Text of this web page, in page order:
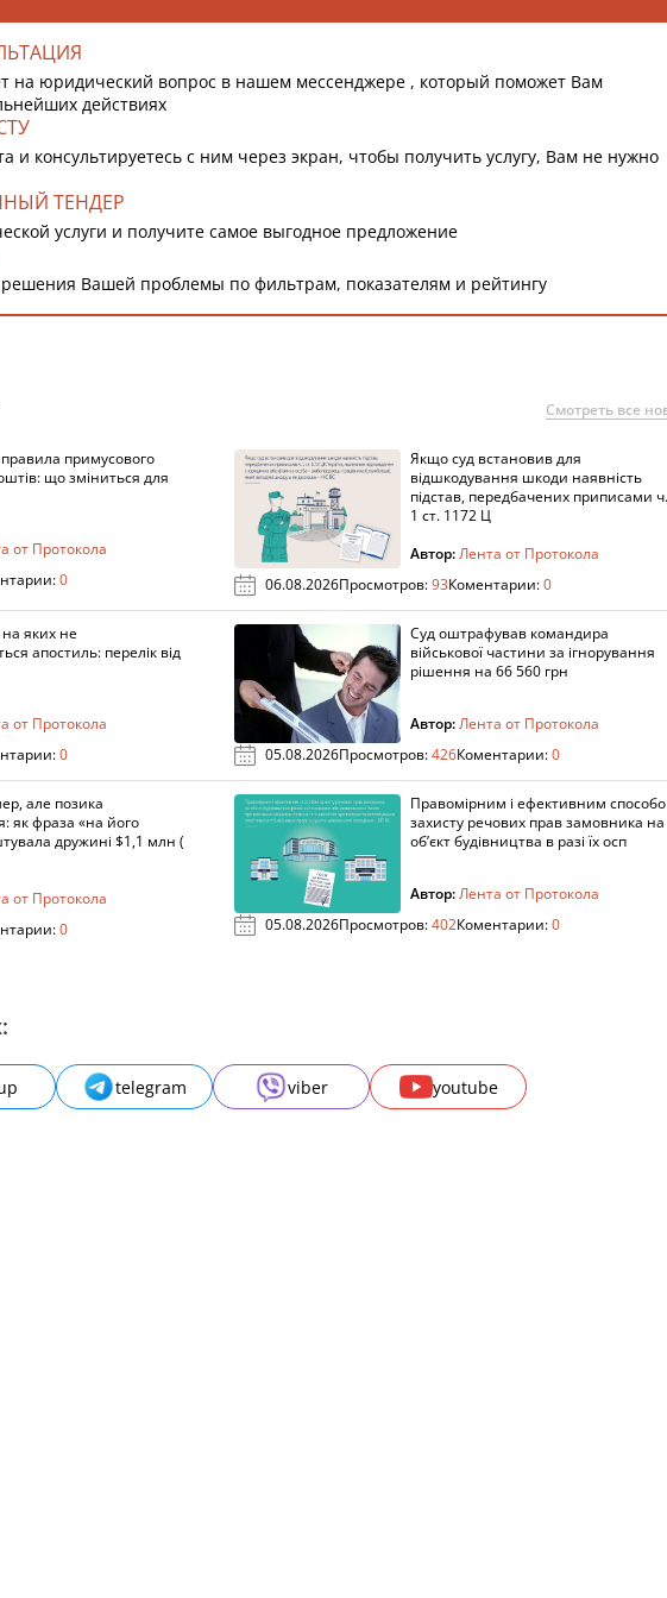
на юридический вопрос в нашем мессенджере , который поможет Вам
действиях
и консультируетесь с ним через экран, чтобы получить услугу, Вам не нужно
ТЕНДЕР
услуги и получите самое выгодное предложение
Вашей проблемы по фильтрам, показателям и рейтингу
Смотреть все
примусового
що зміниться для
от Протокола
0
Якщо суд встановив для
відшкодування шкоди наявність
підстав, передбачених приписами ч.
1 ст. 1172 Ц
Автор:Лента от Протокола
06.08.2026Просмотров:93Коментарии:0
яких не
апостиль: перелік від
от Протокола
0
Суд оштрафував командира
військової частини за ігнорування
рішення на 66 560 грн
Автор:Лента от Протокола
05.08.2026Просмотров:426Коментарии:0
але позика
як фраза «на його
дружині $1,1 млн (
от Протокола
0
Правомірним і ефективним
захисту речових прав замовника на
об’єкт будівництва в разі їх осп
Автор:Лента от Протокола
05.08.2026Просмотров:402Коментарии:0
telegram viber youtube